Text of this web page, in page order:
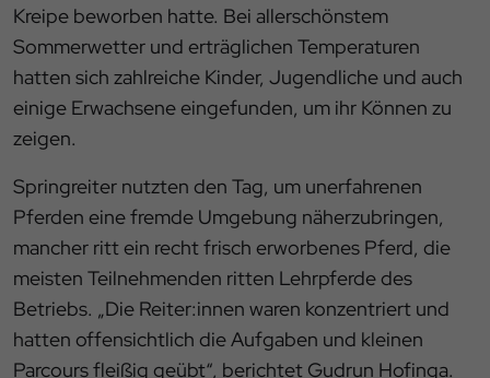
Kreipe beworben hatte. Bei allerschönstem
Sommerwetter und erträglichen Temperaturen
hatten sich zahlreiche Kinder, Jugendliche und auch
einige Erwachsene eingefunden, um ihr Können zu
zeigen.
Springreiter nutzten den Tag, um unerfahrenen
Pferden eine fremde Umgebung näherzubringen,
mancher ritt ein recht frisch erworbenes Pferd, die
meisten Teilnehmenden ritten Lehrpferde des
Betriebs. „Die Reiter:innen waren konzentriert und
hatten offensichtlich die Aufgaben und kleinen
Parcours fleißig geübt“, berichtet Gudrun Hofinga.